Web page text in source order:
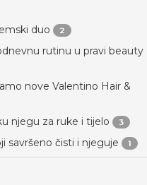
duo 2
rutinu u pravi beauty
nove Valentino Hair &
njegu za ruke i tijelo 3
savršeno čisti i njeguje 1